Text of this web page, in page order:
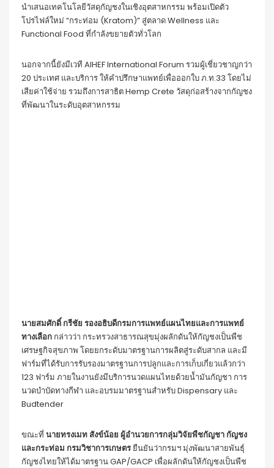
นำเสนอเทคโนโลยีวัสดุกัญชงในเชิงอุตสาหกรรม พร้อมเปิดตัว
โปรไฟล์ใหม่ “กระท่อม (Kratom)” สู่ตลาด Wellness และ
Functional Food ที่กำลังขยายตัวทั่วโลก
นอกจากนี้ยังมีเวที AIHEF International Forum รวมผู้เชี่ยวชาญกว่า
20 ประเทศ และบริการ ให้คำปรึกษาแพทย์เพื่อออกใบ ภ.ท.33 โดยไม่
เสียค่าใช้จ่าย รวมถึงการสาธิต Hemp Crete วัสดุก่อสร้างจากกัญชง
ที่พัฒนาในระดับอุตสาหกรรม
นายสมศักดิ์ กรีชัย รองอธิบดีกรมการแพทย์แผนไทยและการแพทย์
ทางเลือก กล่าวว่า กระทรวงสาธารณสุขมุ่งผลักดันให้กัญชงเป็นพืช
เศรษฐกิจสุขภาพ โดยยกระดับมาตรฐานการผลิตสู่ระดับสากล และมี
ฟาร์มที่ได้รับการรับรองมาตรฐานการปลูกและการเก็บเกี่ยวแล้วกว่า
123 ฟาร์ม ภายในงานยังมีบริการนวดแผนไทยด้วยน้ำมันกัญชา การ
นวดบำบัดทางกีฬา และอบรมมาตรฐานสำหรับ Dispensary และ
Budtender
ขณะที่ นายทรงเมท สังข์น้อย ผู้อำนวยการกลุ่มวิจัยพืชกัญชา กัญชง
และกระท่อม กรมวิชาการเกษตร ยืนยันว่ากรมฯ มุ่งพัฒนาสายพันธุ์
กัญชงไทยให้ได้มาตรฐาน GAP/GACP เพื่อผลักดันให้กัญชงเป็นพืช